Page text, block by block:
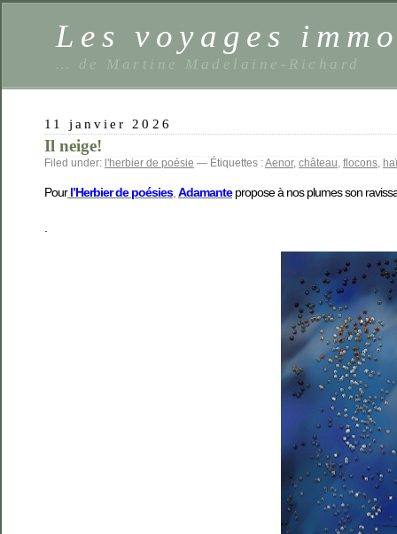
Les voyages
… de Martine Madelaine-Richard
11 janvier 2026
Il neige!
Filed under: l'herbier de poésie — Étiquettes :Aenor, château, flocons,
Pourl’Herbier de poésies,Adamantepropose à nos plumes son